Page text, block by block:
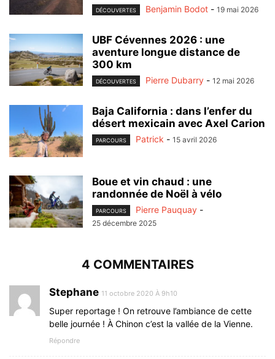
DÉCOUVERTES Benjamin Bodot - 19 mai 2026
UBF Cévennes 2026 : une
aventure longue distance de
300 km
DÉCOUVERTES Pierre Dubarry - 12 mai 2026
Baja California : dans l’enfer du
désert mexicain avec Axel Carion
PARCOURS Patrick - 15 avril 2026
Boue et vin chaud : une
randonnée de Noël à vélo
PARCOURS Pierre Pauquay -
25 décembre 2025
4 COMMENTAIRES
Stephane 11 octobre 2020 À 9h10
Super reportage ! On retrouve l’ambiance de cette
belle journée ! À Chinon c’est la vallée de la Vienne.
Répondre